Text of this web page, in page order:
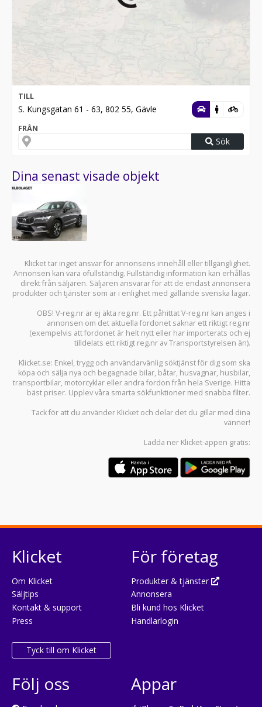
TILL
S. Kungsgatan 61 - 63, 802 55, Gävle
FRÅN
Sök
Dina senast visade objekt
Klicket tar inget ansvar för annonsens innehåll eller tillgänglighet.
Annonsen kan vara ofullständig. Fullständig information kan erhållas
direkt från säljaren. Säljaren ansvarar för att de endast annonsera
produkter och tjänster som är i enlighet med gällande svenska lagar.
OBS! V-reg.nr är ej äkta reg.nr. Ett påhittat V-reg.nr kan anges i
annonsen om det aktuella fordonet saknar ett riktigt reg.nr
(exempelvis att fordonet är helt nytt eller har importerats och ej
tilldelats ett riktigt reg.nr av Transportstyrelsen än).
Klicket.se: Enkel, trygg och användarvänlig söktjänst för dig som ska
köpa och sälja nya och begagnade bilar, båtar, husvagnar, husbilar,
transportbilar, motorcyklar eller andra fordon från hela Sverige. Hitta
bäst priser. Upplev våra smarta sökfunktioner med snabba filter.
Tack för att du använder Klicket och delar det du gillar med dina
vänner!
Ladda ner Klicket-appen gratis:
Klicket
Om Klicket
Säljtips
Kontakt & support
Press
Tyck till om Klicket
För företag
Produkter & tjänster
Annonsera
Bli kund hos Klicket
Handlarlogin
Följ oss Appar